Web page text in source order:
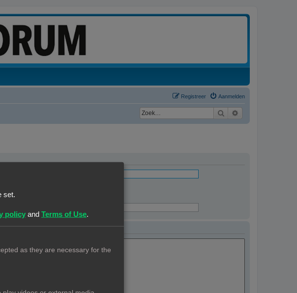
Aanmelden
Registreer
Zoek
de zoekopdracht zoals het is ingevuld
set.
policy and Terms of Use.
as they are necessary for the